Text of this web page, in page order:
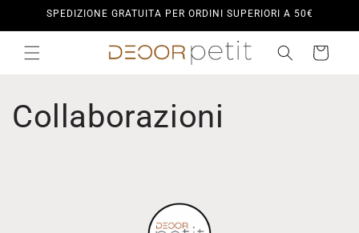
direttamente
ai contenuti
SPEDIZIONE GRATUITA PER ORDINI SUPERIORI A 50€
Carrello
Collaborazioni